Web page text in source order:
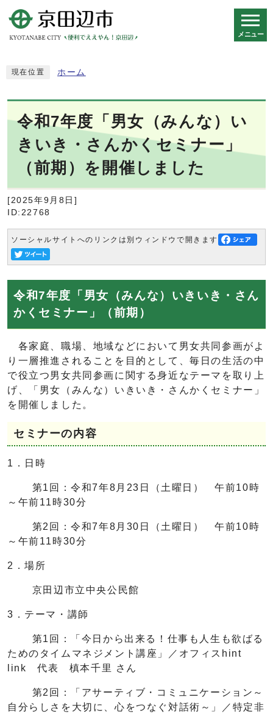
メニュー
現在位置 ホーム
令和7年度「男女（みんな）い
きいき・さんかくセミナー」
（前期）を開催しました
[2025年9月8日]
ID:22768
ソーシャルサイトへのリンクは別ウィンドウで開きます
令和7年度「男女（みんな）いきいき・さん
かくセミナー」（前期）
各家庭、職場、地域などにおいて男女共同参画がよ
り一層推進されることを目的として、毎日の生活の中
で役立つ男女共同参画に関する身近なテーマを取り上
げ、「男女（みんな）いきいき・さんかくセミナー」
を開催しました。
セミナーの内容
1．日時
第1回：令和7年8月23日（土曜日） 午前10時
～午前11時30分
第2回：令和7年8月30日（土曜日） 午前10時
～午前11時30分
2．場所
京田辺市立中央公民館
3．テーマ・講師
第1回：「今日から出来る！仕事も人生も欲ばる
ためのタイムマネジメント講座」／オフィスhint
link 代表 槙本千里 さん
第2回：「アサーティブ・コミュニケーション～
自分らしさを大切に、心をつなぐ対話術～」／特定非